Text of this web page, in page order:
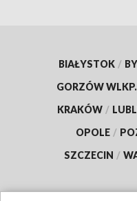
BIAŁYSTOK /
GORZÓW WLKP.
KRAKÓW /
OPOLE /
SZCZECIN /